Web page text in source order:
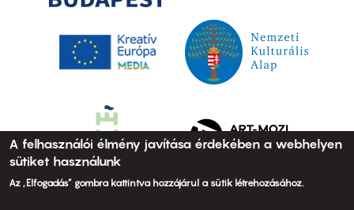
A felhasználói élmény javítása érdekében a webhelyen
sütiket használunk
Az „Elfogadás” gombra kattintva hozzájárul a sütik létrehozásához.